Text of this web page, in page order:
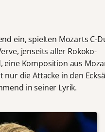
ein, spielten Mozarts C-
jenseits aller Rokoko-
eine Komposition aus
die Attacke in den
in seiner Lyrik.